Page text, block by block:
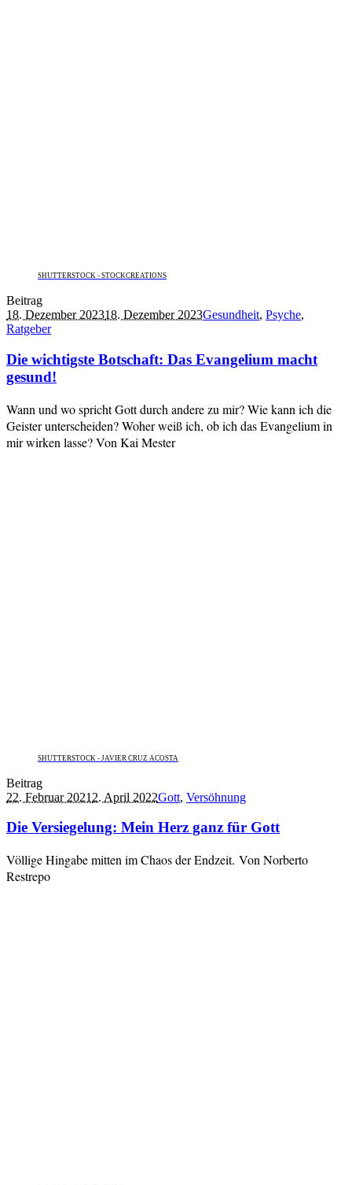
SHUTTERSTOCK - STOCKCREATIONS
Beitrag
18. Dezember 202318. Dezember 2023Gesundheit, Psyche,
Ratgeber
Die wichtigste Botschaft: Das Evangelium macht
gesund!
Wann und wo spricht Gott durch andere zu mir? Wie kann ich die
Geister unterscheiden? Woher weiß ich, ob ich das Evangelium in
mir wirken lasse? Von Kai Mester
SHUTTERSTOCK - JAVIER CRUZ ACOSTA
Beitrag
22. Februar 2021 2. April 2022Gott, Versöhnung
Die Versiegelung: Mein Herz ganz für Gott
Völlige Hingabe mitten im Chaos der Endzeit. Von Norberto
Restrepo